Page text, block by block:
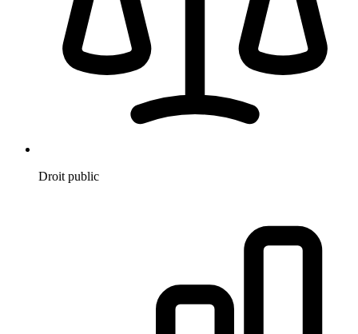
Droit public